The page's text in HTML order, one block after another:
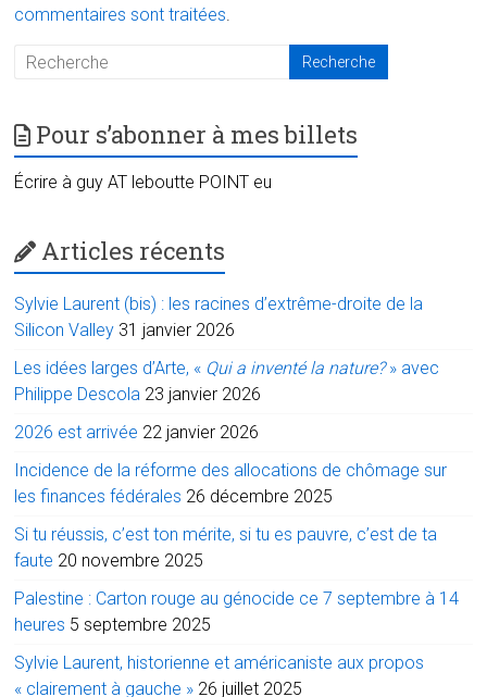
commentaires sont traitées.
Pour s’abonner à mes billets
Écrire à guy AT leboutte POINT eu
Articles récents
Sylvie Laurent (bis) : les racines d’extrême-droite de la
Silicon Valley 31 janvier 2026
Les idées larges d’Arte, « Qui a inventé la nature?» avec
Philippe Descola 23 janvier 2026
2026 est arrivée 22 janvier 2026
Incidence de la réforme des allocations de chômage sur
les finances fédérales 26 décembre 2025
Si tu réussis, c’est ton mérite, si tu es pauvre, c’est de ta
faute 20 novembre 2025
Palestine : Carton rouge au génocide ce 7 septembre à 14
heures 5 septembre 2025
Sylvie Laurent, historienne et américaniste aux propos
« clairement à gauche » 26 juillet 2025